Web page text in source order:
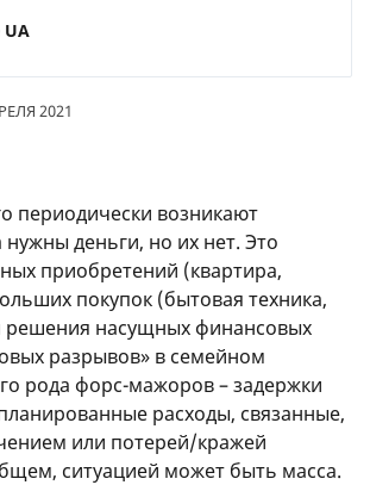
UA
2021
периодически возникают
деньги, но их нет. Это
приобретений (квартира,
покупок (бытовая техника,
решения насущных финансовых
разрывов» в семейном
рода форс-мажоров – задержки
расходы, связанные,
или потерей/кражей
ситуацией может быть масса.